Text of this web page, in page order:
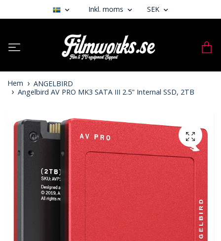
Inkl. moms SEK
Hem
ANGELBIRD
Angelbird AV PRO MK3 SATA III 2.5" Internal SSD, 2TB